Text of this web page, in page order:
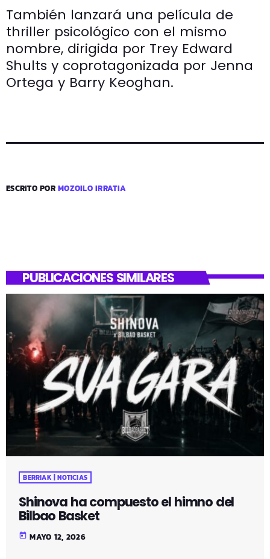
También lanzará una película de
thriller psicológico con el mismo
nombre, dirigida por Trey Edward
Shults y coprotagonizada por Jenna
Ortega y Barry Keoghan.
ESCRITO PORMOZOILO IRRATIA
PUBLICACIONES SIMILARES
BERRIAK | NOTICIAS
Shinova ha compuesto el himno del
Bilbao Basket
today MAYO 12, 2026